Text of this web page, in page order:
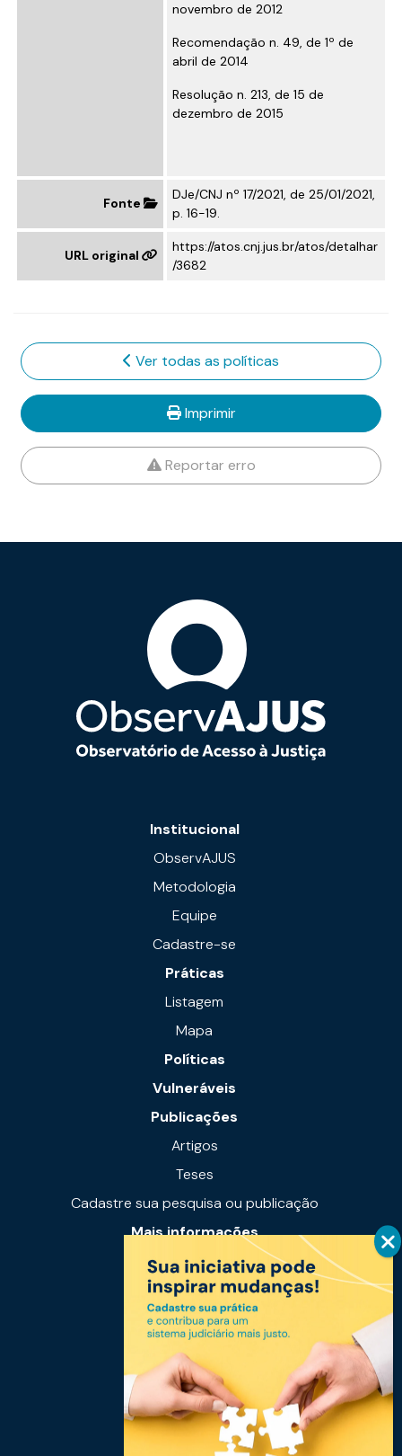
novembro de 2012
Recomendação n. 49, de 1º de
abril de 2014
Resolução n. 213, de 15 de
dezembro de 2015
Fonte
DJe/CNJ nº 17/2021, de 25/01/2021,
p. 16-19.
URL original
https://atos.cnj.jus.br/atos/detalhar
/3682
Ver todas as políticas
Imprimir
Reportar erro
Institucional
ObservAJUS
Metodologia
Equipe
Cadastre-se
Práticas
Listagem
Mapa
Políticas
Vulneráveis
Publicações
Artigos
Teses
Cadastre sua pesquisa ou publicação
Mais informações
Notícias
Links úteis
Fale conosco